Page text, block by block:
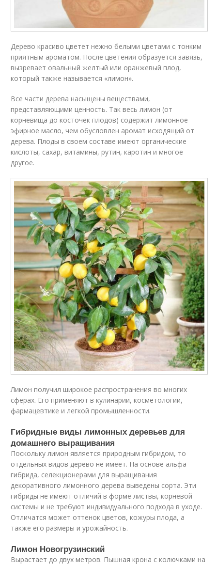
Дерево красиво цветет нежно белыми цветами с тонким
приятным ароматом. После цветения образуется завязь,
вызревает овальный желтый или оранжевый плод,
который также называется «лимон».
Все части дерева насыщены веществами,
представляющими ценность. Так весь лимон (от
корневища до косточек плодов) содержит лимонное
эфирное масло, чем обусловлен аромат исходящий от
дерева. Плоды в своем составе имеют органические
кислоты, сахар, витамины, рутин, каротин и многое
другое.
Лимон получил широкое распространения во многих
сферах. Его применяют в кулинарии, косметологии,
фармацевтике и легкой промышленности.
Гибридные виды лимонных деревьев для
домашнего выращивания
Поскольку лимон является природным гибридом, то
отдельных видов дерево не имеет. На основе альфа
гибрида, селекционерами для выращивания
декоративного лимонного дерева выведены сорта. Эти
гибриды не имеют отличий в форме листвы, корневой
системы и не требуют индивидуального подхода в уходе.
Отличатся может оттенок цветов, кожуры плода, а
также его размеры и урожайность.
Лимон Новогрузинский
Вырастает до двух метров. Пышная крона с колючками на